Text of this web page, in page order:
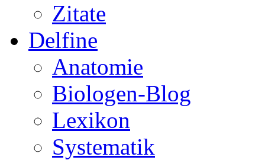
Zitate
Delfine
Anatomie
Biologen-Blog
Lexikon
Systematik